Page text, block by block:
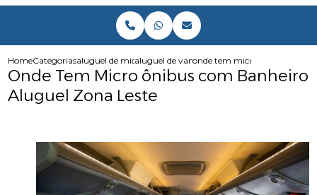
HomeCategoriasaluguel de micro onibusaluguel de vans e microonibus
onde tem micro onibus com
Onde Tem Micro ônibus com Banheiro
Aluguel Zona Leste